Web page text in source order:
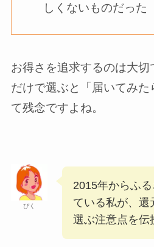
しくないものだった
お得さを追求するのは大切
だけで選ぶと「届いてみ
て残念ですよね。
ぴく
2015年からふ
ている私が、還
選ぶ注意点を伝